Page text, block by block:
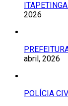
2026
abril, 2026
POLÍCIA